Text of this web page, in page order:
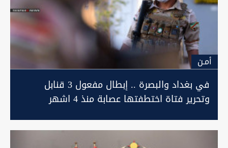
أمـن
في بغداد والبصرة .. إبطال مفعول 3 قنابل
وتحرير فتاة اختطفتها عصابة منذ 4 اشهر